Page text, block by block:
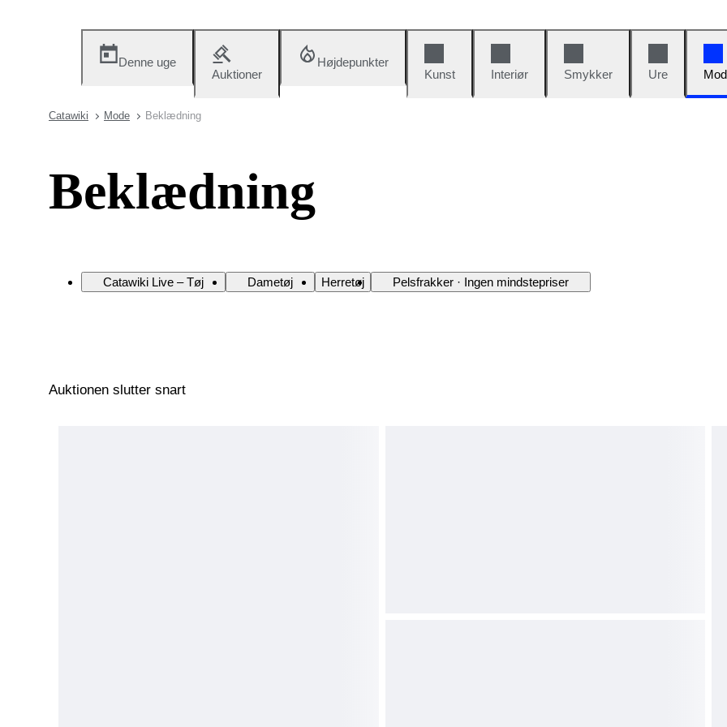
Denne uge
Auktioner
Højdepunkter
Kunst
Interiør Smykker Ure
Catawiki Mode Beklædning
Beklædning
Catawiki Live – Tøj Dametøj Herretøj Pelsfrakker · Ingen mindstepriser
Auktionen slutter snart